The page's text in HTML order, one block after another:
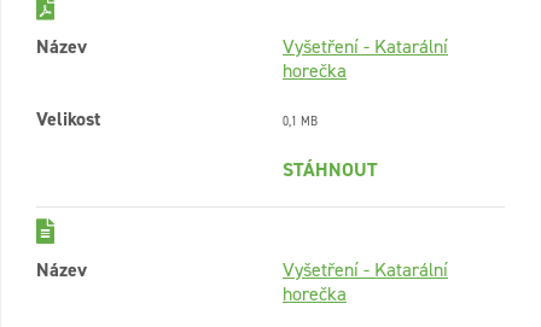
Název
Vyšetření - Katarální
horečka
Velikost
0,1 MB
STÁHNOUT
Název
Vyšetření - Katarální
horečka